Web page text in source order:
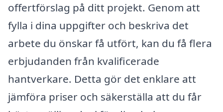
offertförslag på ditt projekt. Genom att
fylla i dina uppgifter och beskriva det
arbete du önskar få utfört, kan du få flera
erbjudanden från kvalificerade
hantverkare. Detta gör det enklare att
jämföra priser och säkerställa att du får